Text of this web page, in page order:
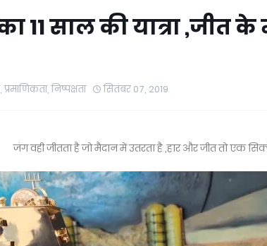
11 साल की यात्रा
निष्पक्षता सितंबर 07, 2019
जंग वही जीतता है जो मैदान में उतरता है ,हार और जीत तो एक